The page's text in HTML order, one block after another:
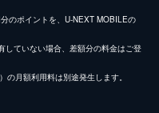
のポイントを、U-NEXT MOBILEの
していない場合、差額分の料金はご登
月額利用料は別途発生します。